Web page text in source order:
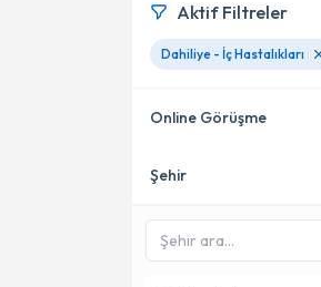
Aktif Filtreler
Dahiliye - İç Hastalıkları
Online Görüşme
Online danışmanlık sunan
Şehir